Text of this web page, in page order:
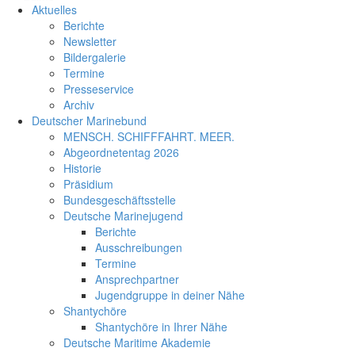
Aktuelles
Berichte
Newsletter
Bildergalerie
Termine
Presseservice
Archiv
Deutscher Marinebund
MENSCH. SCHIFFFAHRT. MEER.
Abgeordnetentag 2026
Historie
Präsidium
Bundesgeschäftsstelle
Deutsche Marinejugend
Berichte
Ausschreibungen
Termine
Ansprechpartner
Jugendgruppe in deiner Nähe
Shantychöre
Shantychöre in Ihrer Nähe
Deutsche Maritime Akademie